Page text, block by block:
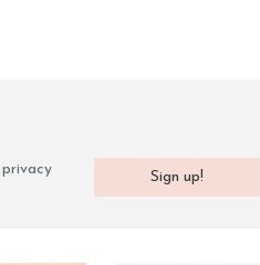
privacy